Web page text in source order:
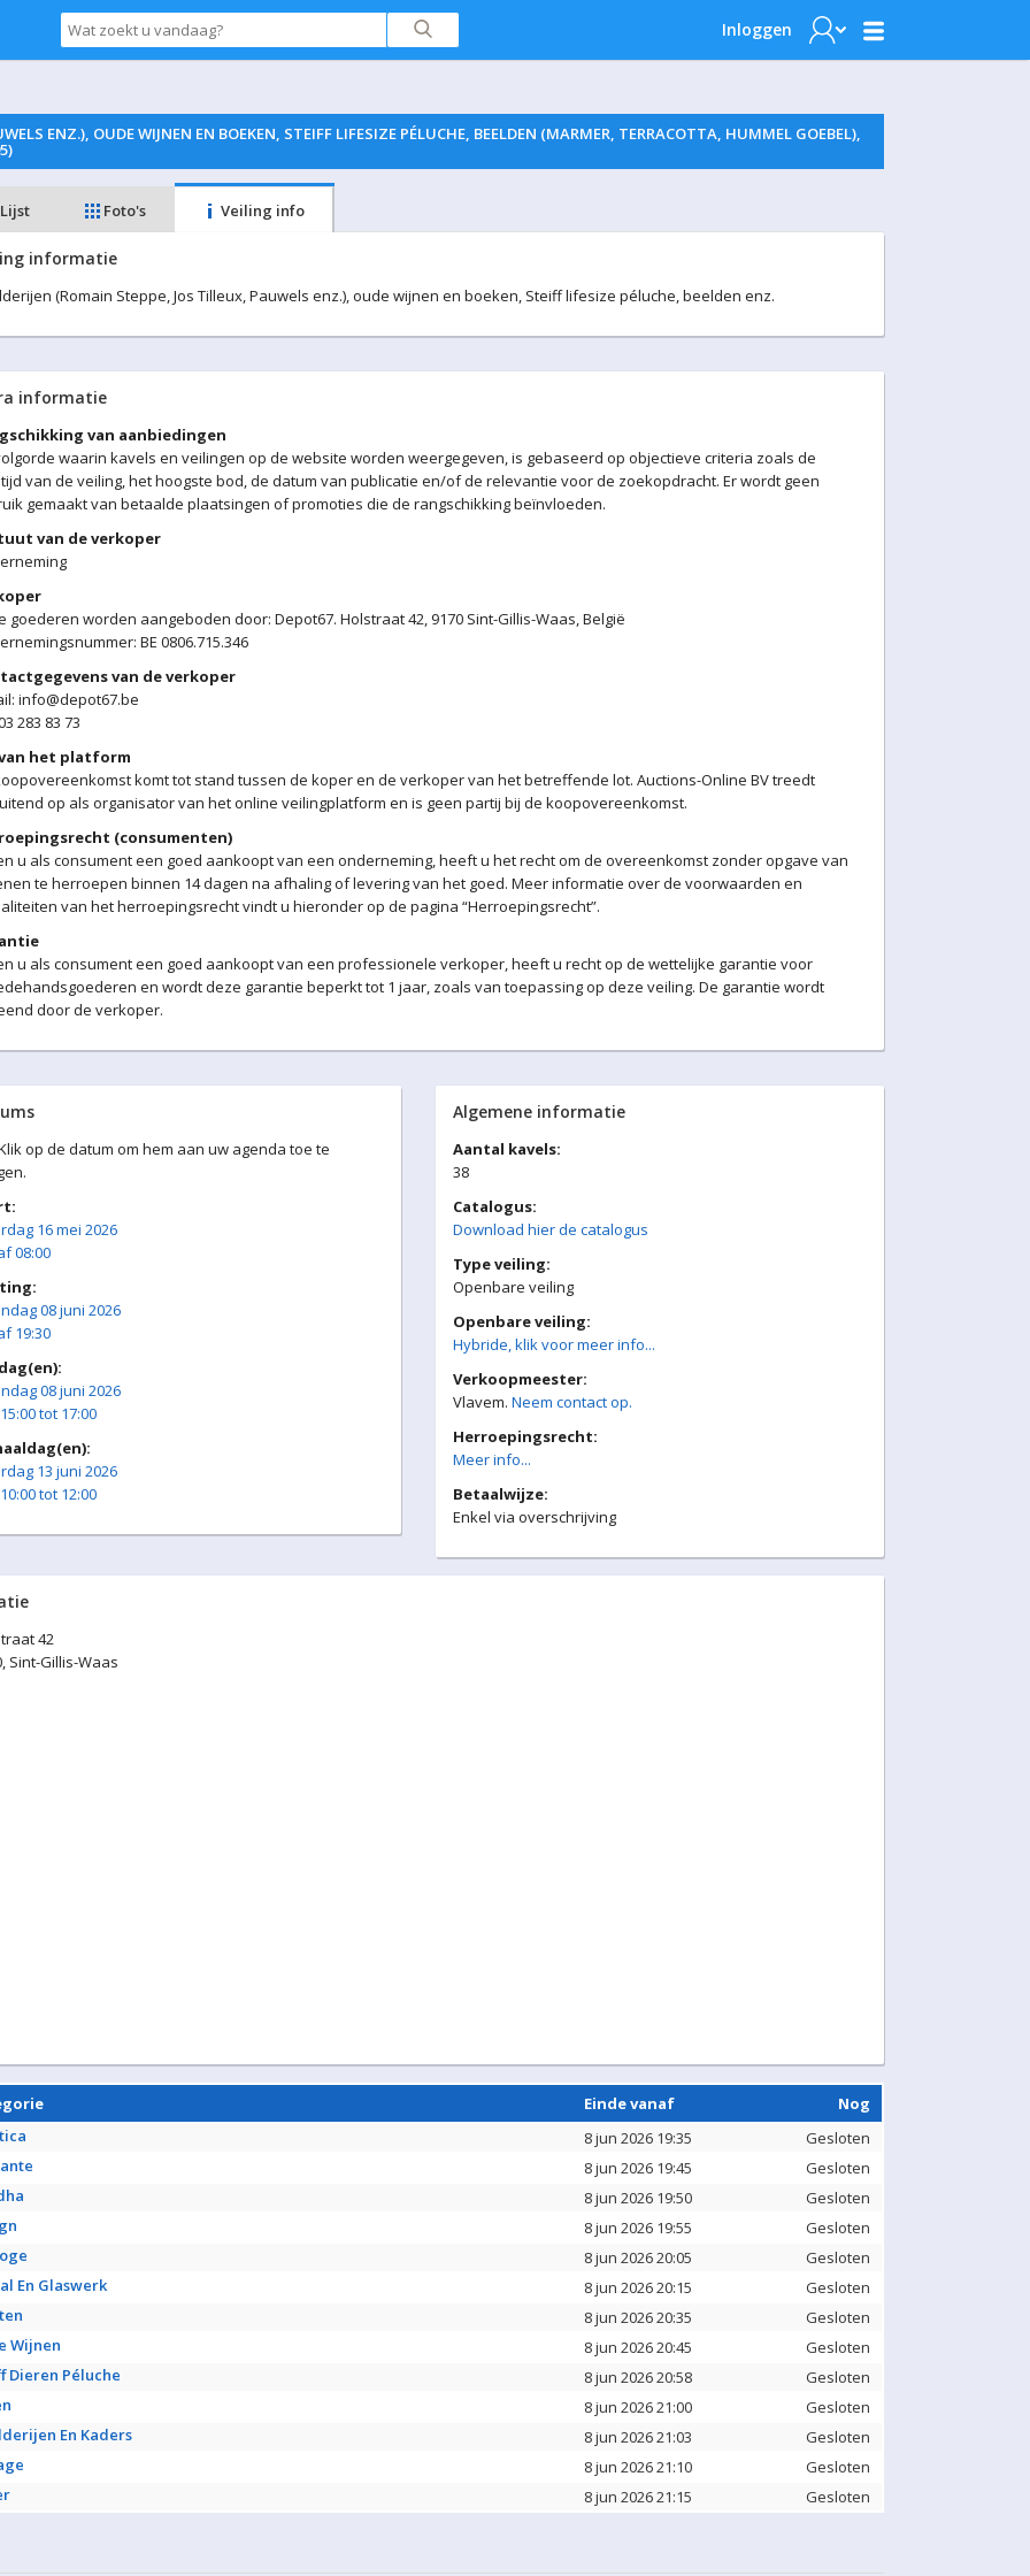
Inloggen
ENZ.), OUDE WIJNEN EN BOEKEN, STEIFF LIFESIZE PÉLUCHE, BEELDEN (MARMER, TERRACOTTA, HUMMEL GOEBEL),
Foto's Veiling info
informatie
(Romain Steppe, Jos Tilleux, Pauwels enz.), oude wijnen en boeken, Steiff lifesize péluche, beelden enz.
informatie
van aanbiedingen
waarin kavels en veilingen op de website worden weergegeven, is gebaseerd op objectieve criteria zoals de
van de veiling, het hoogste bod, de datum van publicatie en/of de relevantie voor de zoekopdracht. Er wordt geen
gemaakt van betaalde plaatsingen of promoties die de rangschikking beïnvloeden.
van de verkoper
goederen worden aangeboden door: Depot67. Holstraat 42, 9170 Sint-Gillis-Waas, België
BE 0806.715.346
van de verkoper
info@depot67.be
283 83 73
het platform
komt tot stand tussen de koper en de verkoper van het betreffende lot. Auctions-Online BV treedt
op als organisator van het online veilingplatform en is geen partij bij de koopovereenkomst.
(consumenten)
u als consument een goed aankoopt van een onderneming, heeft u het recht om de overeenkomst zonder opgave van
te herroepen binnen 14 dagen na afhaling of levering van het goed. Meer informatie over de voorwaarden en
van het herroepingsrecht vindt u hieronder op de pagina “Herroepingsrecht”.
u als consument een goed aankoopt van een professionele verkoper, heeft u recht op de wettelijke garantie voor
en wordt deze garantie beperkt tot 1 jaar, zoals van toepassing op deze veiling. De garantie wordt
door de verkoper.
op de datum om hem aan uw agenda toe te
16 mei 2026
08:00
08 juni 2026
19:30
08 juni 2026
tot 17:00
13 juni 2026
tot 12:00
Algemene informatie
Aantal kavels:
38
Catalogus:
Download hier de catalogus
Type veiling:
Openbare veiling
Openbare veiling:
Hybride, klik voor meer info...
Verkoopmeester:
Vlavem. Neem contact op.
Herroepingsrecht:
Meer info...
Betaalwijze:
Enkel via overschrijving
42
Sint-Gillis-Waas
Einde vanaf
Nog
8 jun 2026 19:35
Gesloten
8 jun 2026 19:45
Gesloten
8 jun 2026 19:50
Gesloten
8 jun 2026 19:55
Gesloten
8 jun 2026 20:05
Gesloten
En Glaswerk
8 jun 2026 20:15
Gesloten
8 jun 2026 20:35
Gesloten
Wijnen
8 jun 2026 20:45
Gesloten
Dieren Péluche
8 jun 2026 20:58
Gesloten
8 jun 2026 21:00
Gesloten
En Kaders
8 jun 2026 21:03
Gesloten
8 jun 2026 21:10
Gesloten
8 jun 2026 21:15 Gesloten